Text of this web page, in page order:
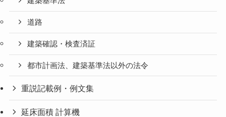
道路
建築確認・検査済証
都市計画法、建築基準法以外の法令
重説記載例・例文集
延床面積 計算機